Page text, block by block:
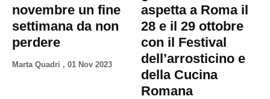
novembre un fine
settimana da non
perdere
Marta Quadri , 01 Nov 2023
aspetta a Roma il
28 e il 29 ottobre
con il Festival
dell’arrosticino e
della Cucina
Romana